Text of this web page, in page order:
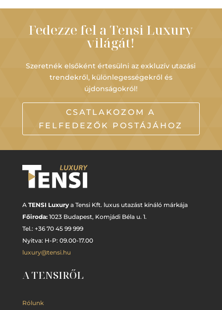
Fedezze fel a Tensi Luxury
világát!
Szeretnék elsőként értesülni az exkluzív utazási
trendekről, különlegességekről és
újdonságokról!
CSATLAKOZOM A
FELFEDEZŐK POSTÁJÁHOZ
A TENSI Luxurya Tensi Kft. luxus utazást kínáló márkája
Főiroda: 1023 Budapest, Komjádi Béla u. 1.
Tel.: +36 70 45 99 999
Nyitva: H-P: 09.00-17.00
luxury@tensi.hu
A TENSIRŐL
Rólunk